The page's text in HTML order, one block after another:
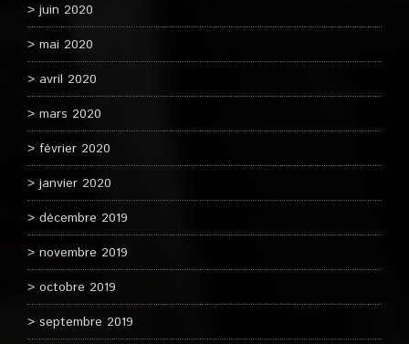
juin 2020
mai 2020
avril 2020
mars 2020
février 2020
janvier 2020
décembre 2019
novembre 2019
octobre 2019
septembre 2019